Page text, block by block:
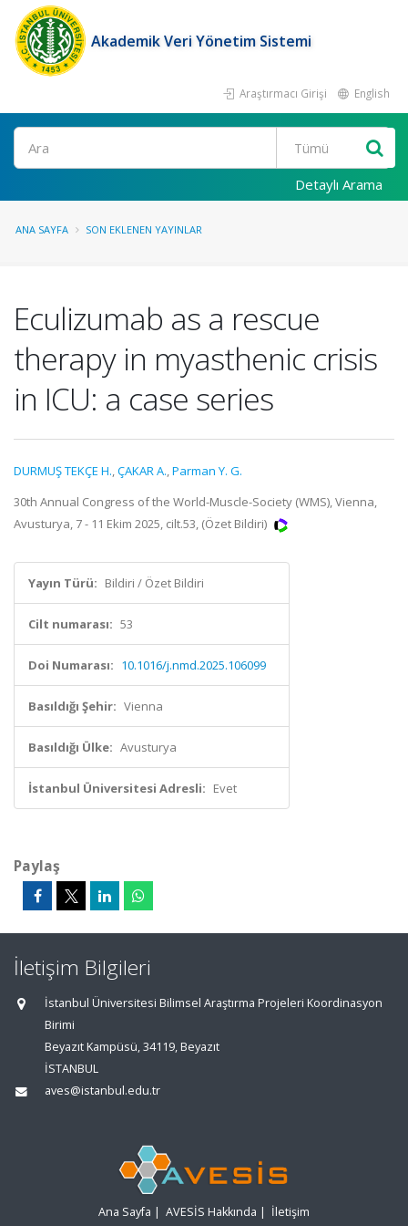
Akademik Veri Yönetim Sistemi
Araştırmacı Girişi English
Ara
Detaylı Arama
ANA SAYFA SON EKLENEN YAYINLAR
Eculizumab as a rescue
therapy in myasthenic crisis
in ICU: a case series
DURMUŞ TEKÇE H.,ÇAKAR A.,Parman Y. G.
30th Annual Congress of the World-Muscle-Society (WMS), Vienna,
Avusturya, 7 - 11 Ekim 2025, cilt.53, (Özet Bildiri)
Yayın Türü: Bildiri / Özet Bildiri
Cilt numarası: 53
Doi Numarası: 10.1016/j.nmd.2025.106099
Basıldığı Şehir: Vienna
Basıldığı Ülke: Avusturya
İstanbul Üniversitesi Adresli: Evet
Paylaş
İletişim Bilgileri
İstanbul Üniversitesi Bilimsel Araştırma Projeleri Koordinasyon
Birimi
Beyazıt Kampüsü, 34119, Beyazıt
İSTANBUL
aves@istanbul.edu.tr
Ana Sayfa | AVESİS Hakkında | İletişim